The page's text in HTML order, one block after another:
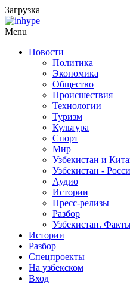
Загрузка
Menu
Новости
Политика
Экономика
Общество
Происшествия
Технологии
Туризм
Культура
Спорт
Мир
Узбекистан и
Узбекистан -
Аудио
Истории
Пресс-релизы
Разбор
Узбекистан.
Истории
Разбор
Спецпроекты
На узбекском
Вход